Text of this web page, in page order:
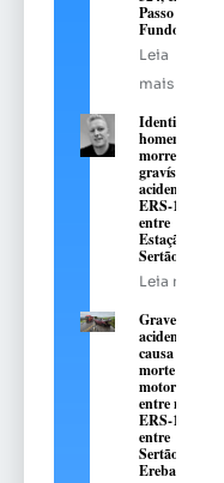
Passo
Fundo
Leia
mais
Identificado
homem que
morreu em
gravíssimo
acidente na
ERS-135,
entre
Estação e
Sertão
Leia mais
Grave
acidente
causa
morte de
motorista
entre na
ERS-135,
entre
Sertão e
Erebango